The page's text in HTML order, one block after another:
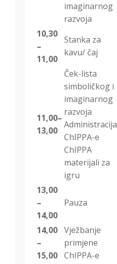
imaginarnog
razvoja
10,30
–
11,00
Stanka za
kavu/ čaj
11,00–
13,00
Ček-lista
simboličkog i
imaginarnog
razvoja
Administracija
ChIPPA-e
ChIPPA
materijali za
igru
13,00
–
14,00
Pauza
14,00
–
15,00
Vježbanje
primjene
ChIPPA-e